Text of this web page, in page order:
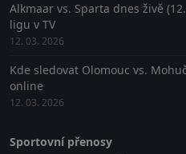
Alkmaar vs. Sparta dnes živě
ligu v TV
12. 03. 2026
Kde sledovat Olomouc vs.
online
12. 03. 2026
Sportovní přenosy